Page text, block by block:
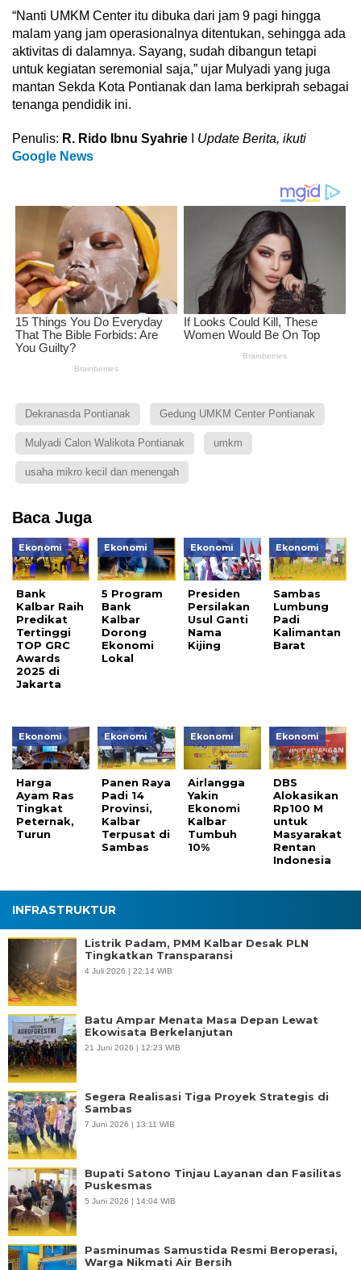
“Nanti UMKM Center itu dibuka dari jam 9 pagi hingga
malam yang jam operasionalnya ditentukan, sehingga ada
aktivitas di dalamnya. Sayang, sudah dibangun tetapi
untuk kegiatan seremonial saja,” ujar Mulyadi yang juga
mantan Sekda Kota Pontianak dan lama berkiprah sebagai
tenanga pendidik ini.
Penulis: R. Rido Ibnu Syahrie
Update Berita, ikuti
Google News
Dekranasda Pontianak Gedung UMKM Center Pontianak
Mulyadi Calon Walikota Pontianak umkm
usaha mikro kecil dan menengah
Baca Juga
Ekonomi
Bank
Kalbar Raih
Predikat
Tertinggi
TOP GRC
Awards
2025 di
Jakarta
Ekonomi
5 Program
Bank
Kalbar
Dorong
Ekonomi
Lokal
Ekonomi
Presiden
Persilakan
Usul Ganti
Nama
Kijing
Ekonomi
Sambas
Lumbung
Padi
Kalimantan
Barat
Ekonomi
Harga
Ayam Ras
Tingkat
Peternak,
Turun
Ekonomi
Panen Raya
Padi 14
Provinsi,
Kalbar
Terpusat di
Sambas
Ekonomi
Airlangga
Yakin
Ekonomi
Kalbar
Tumbuh
10%
Ekonomi
DBS
Alokasikan
Rp100 M
untuk
Masyarakat
Rentan
Indonesia
INFRASTRUKTUR
Listrik Padam, PMM Kalbar Desak PLN
Tingkatkan Transparansi
4 Juli 2026 | 22:14 WIB
Batu Ampar Menata Masa Depan Lewat
Ekowisata Berkelanjutan
21 Juni 2026 | 12:23 WIB
Segera Realisasi Tiga Proyek Strategis di
Sambas
7 Juni 2026 | 13:11 WIB
Bupati Satono Tinjau Layanan dan Fasilitas
Puskesmas
5 Juni 2026 | 14:04 WIB
Pasminumas Samustida Resmi Beroperasi,
Warga Nikmati Air Bersih